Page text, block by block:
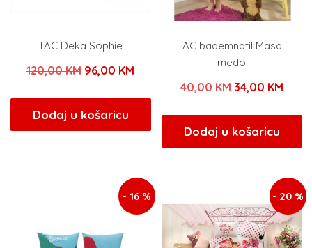
TAC Deka Sophie
120,00KM Izvorna
bila
je:
96,00 KMTrenutna
96,00 KM.
Dodaj u košaricu
TAC bademnatil Masa i
medo
40,00KM Izvorna
bila
je:
34,00 KM
Dodaj u košaricu
- 16 % - 20 %